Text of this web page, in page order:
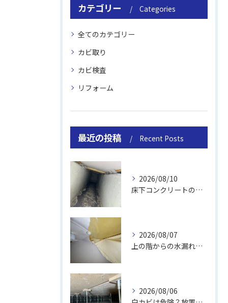
カテゴリー Categories
全てのカテゴリー
カビ取り
カビ検査
リフォーム
最近の投稿 Recent Posts
2026/08/10
床下コンクリートの除カビ｜施工事例と流れ
2026/08/07
上の階からの水漏れでカビ｜対処法と業者
2026/08/06